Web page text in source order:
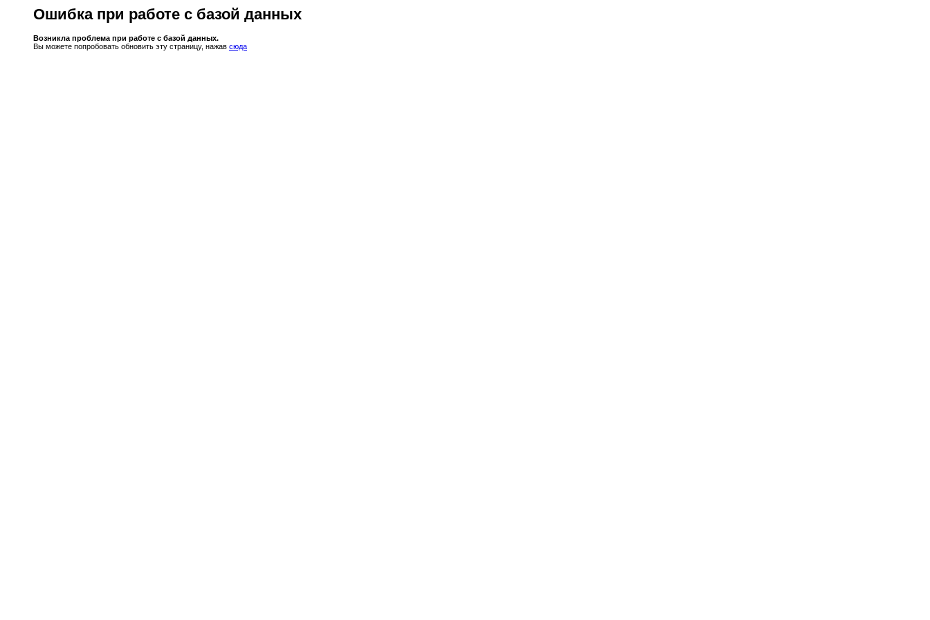
Ошибка при работе с базой данных
Возникла проблема при работе с базой данных.
Вы можете попробовать обновить эту страницу, нажав сюда